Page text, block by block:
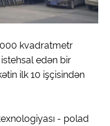
kvadratmetr
edən bir
ilk 10 işçisindən
- polad